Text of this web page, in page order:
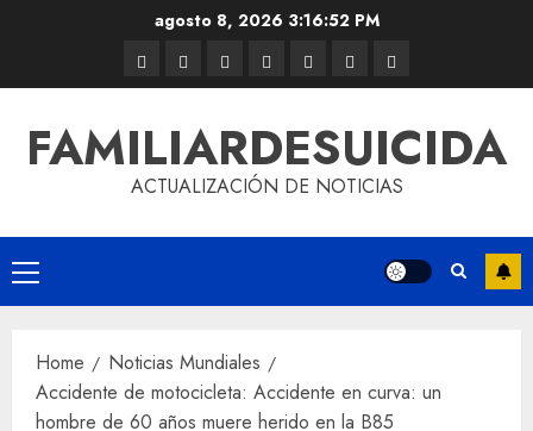
agosto 8, 2026 3:16:52 PM
FAMILIARDESUICIDA
ACTUALIZACIÓN DE NOTICIAS
Home
Noticias Mundiales
Accidente de motocicleta: Accidente en curva: un
hombre de 60 años muere herido en la B85